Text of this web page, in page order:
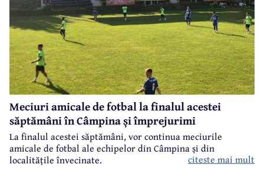
Meciuri amicale de fotbal la finalul acestei
săptămâni în Câmpina și împrejurimi
La finalul acestei săptămâni, vor continua meciurile
amicale de fotbal ale echipelor din Câmpina și din
localitățile învecinate.
citeste mai mult